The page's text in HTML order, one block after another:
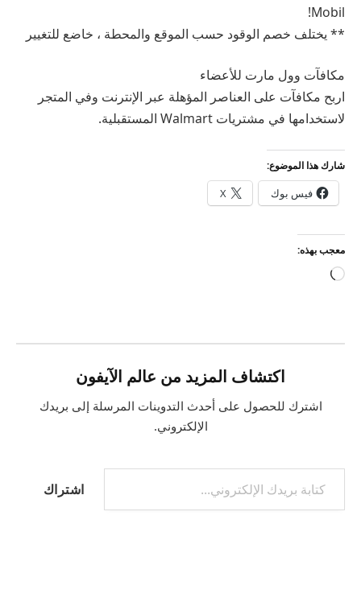
Mobil!
** يختلف خصم الوقود حسب الموقع والمحطة ، خاضع للتغيير
مكافآت وول مارت للأعضاء
اربح مكافآت على العناصر المؤهلة عبر الإنترنت وفي المتجر
لاستخدامها في مشتريات Walmart المستقبلية.
شارك هذا الموضوع:
فيس بوك X
معجب بهذه:
جاري
اكتشاف المزيد من عالم الآيفون
اشترك للحصول على أحدث التدوينات المرسلة إلى بريدك
الإلكتروني.
كتابة بريدك الإلكتروني...
اشتراك